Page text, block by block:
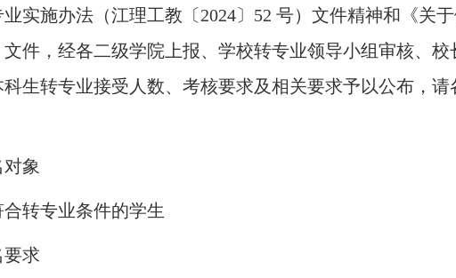
实施办法（江理工教〔 2024〕52 号） 文件精神和《关
文件，经各二级学院上报、学校转专业领导小组审核、
生转专业接受人数、考核要求及相关要求予以公布，
象
转专业条件的学生
求